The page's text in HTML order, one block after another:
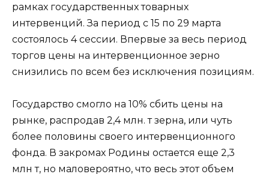
рамках государственных товарных
интервенций. За период с 15 по 29 марта
состоялось 4 сессии. Впервые за весь период
торгов цены на интервенционное зерно
снизились по всем без исключения позициям.
Государство смогло на 10% сбить цены на
рынке, распродав 2,4 млн. т зерна, или чуть
более половины своего интервенционного
фонда. В закромах Родины остается еще 2,3
млн т, но маловероятно, что весь этот объем